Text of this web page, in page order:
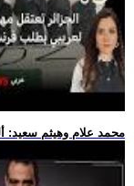
.. محمد علام وهيثم سعيد: